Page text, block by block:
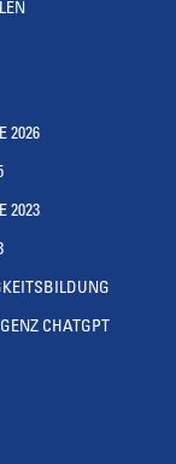
2026
2023
CHATGPT